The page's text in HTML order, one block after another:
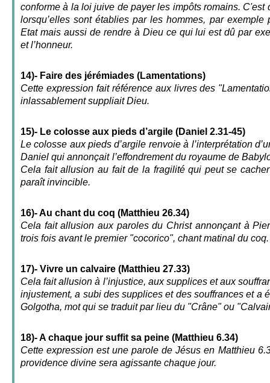
conforme à la loi juive de payer les impôts romains. C'est
lorsqu’elles sont établies par les hommes, par exemple
Etat mais aussi de rendre à Dieu ce qui lui est dû par
et l’honneur.
14)- Faire des jérémiades (Lamentations)
Cette expression fait référence aux livres des
inlassablement suppliait Dieu.
15)- Le colosse aux pieds d’argile (Daniel 2.31-45)
Le colosse aux pieds d’argile renvoie à l’interprétation
Daniel qui annonçait l’effondrement du royaume de
Cela fait allusion au fait de la fragilité qui peut se
paraît invincible.
16)- Au chant du coq (Matthieu 26.34)
Cela fait allusion aux paroles du Christ annonçant à
trois fois avant le premier "cocorico", chant matinal du coq.
17)- Vivre un calvaire (Matthieu 27.33)
Cela fait allusion à l’injustice, aux supplices et aux
injustement, a subi des supplices et des souffrances et a
Golgotha, mot qui se traduit par lieu du "Crâne" ou
18)- A chaque jour suffit sa peine (Matthieu 6.34)
Cette expression est une parole de Jésus en Matthieu
providence divine sera agissante chaque jour.